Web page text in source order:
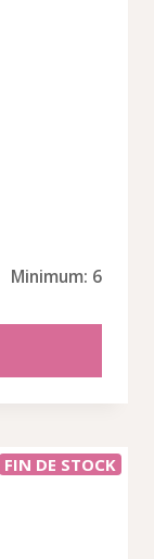
Minimum: 6
FIN DE STOCK